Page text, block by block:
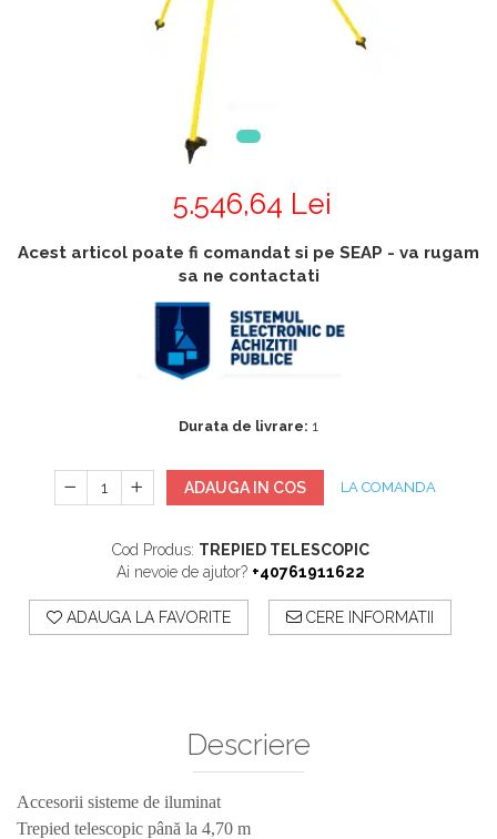
Aparate de respirat autonome
Accesorii generatoare
Accesorii pentru camere de
Accesorii De Trecere A Apei Si
Accesorii detectare de gaz
Dispozitive De Masurare
Diverse Dispozitive De
Pulberi De Stingere
Sisteme De Avertizare
Stingatoare
Accesorii stingatoare, paturi si accesorii
antifoc
5.546,64 Lei
Acest articol poate fi comandat si pe SEAP - va rugam
sa ne contactati
Durata de livrare: 1
ADAUGA IN COS LA COMANDA
Cod Produs: TREPIED TELESCOPIC
Ai nevoie de ajutor? +40761911622
ADAUGA LA FAVORITE CERE INFORMATII
Descriere
Accesorii sisteme de iluminat
Trepied telescopic până la 4,70 m